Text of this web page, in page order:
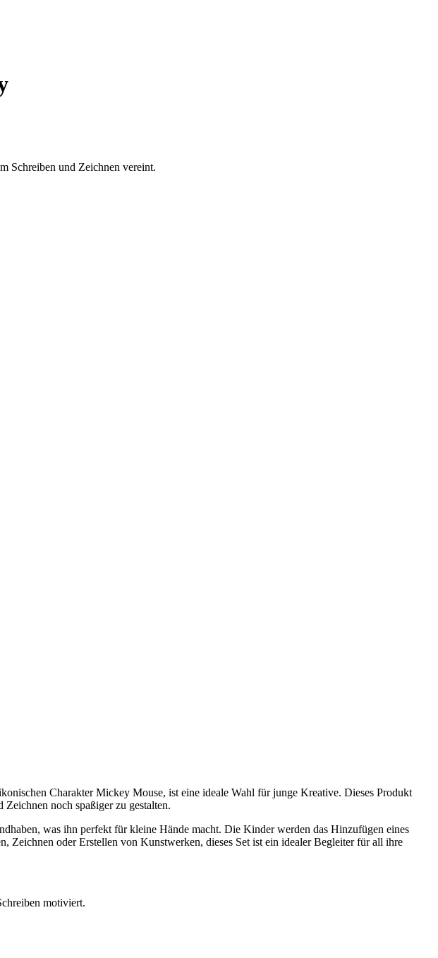
Schreiben und Zeichnen vereint.
Charakter Mickey Mouse, ist eine ideale Wahl für junge Kreative. Dieses Produkt
noch spaßiger zu gestalten.
was ihn perfekt für kleine Hände macht. Die Kinder werden das Hinzufügen eines
Zeichnen oder Erstellen von Kunstwerken, dieses Set ist ein idealer Begleiter für all ihre
motiviert.